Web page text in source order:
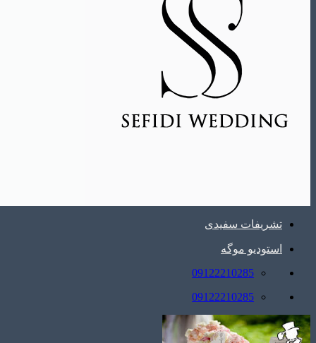
تشریفات سفیدی
استودیو موگه
09122210285
09122210285